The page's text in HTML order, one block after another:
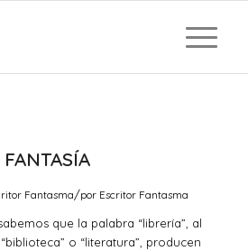
Fantasma/por Escritor Fantasma
que la palabra “librería”, al
o “literatura”, producen